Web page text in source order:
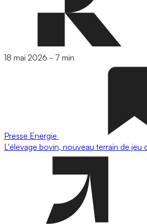
18 mai 2026 - 7 min
Presse Energie
L'élevage bovin, nouveau terrain de jeu